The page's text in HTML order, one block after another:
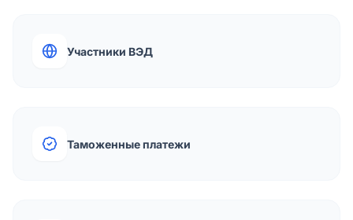
Участники ВЭД
Таможенные платежи